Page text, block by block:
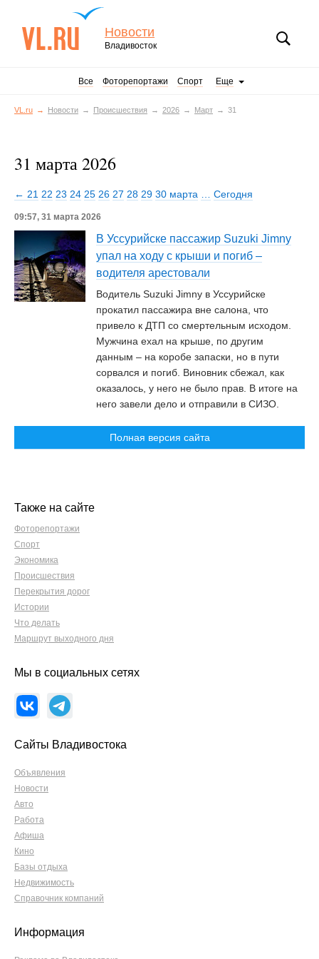
Новости
Владивосток
Все Фоторепортажи Спорт Еще
VL.ru Новости Происшествия 2026 Март 31
31 марта 2026
← 21 22 23 24 25 26 27 28 29 30 марта Сегодня
09:57, 31 марта 2026
В Уссурийске пассажир Suzuki Jimny
упал на ходу с крыши и погиб –
водителя арестовали
Водитель Suzuki Jimny в Уссурийске
прокатил пассажира вне салона, что
привело к ДТП со смертельным исходом.
Мужчина ехал на крыше, по другим
данным – на коробе запаски, но в пути
сорвался и погиб. Виновник сбежал, как
оказалось, у него не было прав. В итоге на
него завели дело и отправили в СИЗО.
Полная версия сайта
Также на сайте
Фоторепортажи
Спорт
Экономика
Происшествия
Перекрытия дорог
Истории
Что делать
Маршрут выходного дня
Мы в социальных сетях
Сайты Владивостока
Объявления
Новости
Авто
Работа
Афиша
Кино
Базы отдыха
Недвижимость
Справочник компаний
Информация